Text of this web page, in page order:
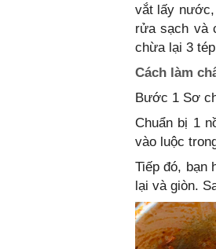
vắt lấy nước,
rửa sạch và
chừa lại 3
Cách làm
Bước 1 Sơ
Chuẩn bị 1
vào luộc
Tiếp đó, bạn
lại và giòn.